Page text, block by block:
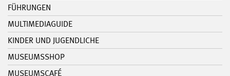
FÜHRUNGEN
MULTIMEDIAGUIDE
KINDER UND JUGENDLICHE
MUSEUMSSHOP
MUSEUMSCAFÉ